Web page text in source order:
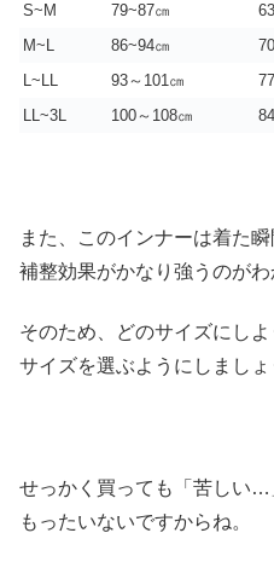
S~M
79~87㎝
M~L
86~94㎝
L~LL
93～101㎝
LL~3L
100～108㎝
また、このインナーは着た
補整効果がかなり強うのがわ
そのため、どのサイズにし
サイズを選ぶようにしましょ
せっかく買っても「苦しい
もったいないですからね。